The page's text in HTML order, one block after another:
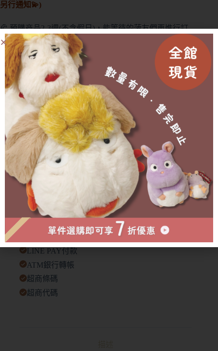
另行通知💫)
🥐 預購商品2-3週(不含假日)，能等待的菠友們再進行訂
購(提前或延後都會另行通知)
🥐 外盒在運送中多少會有碰撞/碎裂等狀況發生，不會影
響商品本身🙇‍♀️
有需要協助的地方歡迎私訊官方賴詢問🫶🏻
成為會員即可享有折扣！
物流方式
付款方式
超商取貨付款
LINE PAY付款
ATM銀行轉帳
超商條碼
超商代碼